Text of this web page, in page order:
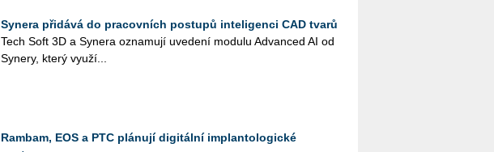
Synera přidává do pracovních postupů inteligenci CAD tvarů
Tech Soft 3D a Sy­ne­ra ozna­mu­jí uve­de­ní mo­du­lu Advan­ced AI od
Sy­ne­ry, který vy­u­ží...
Rambam, EOS a PTC plánují digitální implantologické